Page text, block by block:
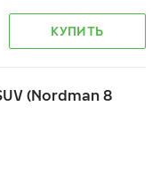
КУПИТЬ
(Nordman 8